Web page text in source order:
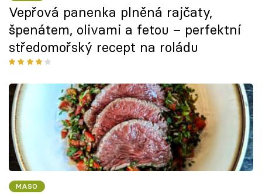
Vepřová panenka plněná rajčaty,
špenátem, olivami a fetou – perfektní
středomořský recept na roládu
MASO